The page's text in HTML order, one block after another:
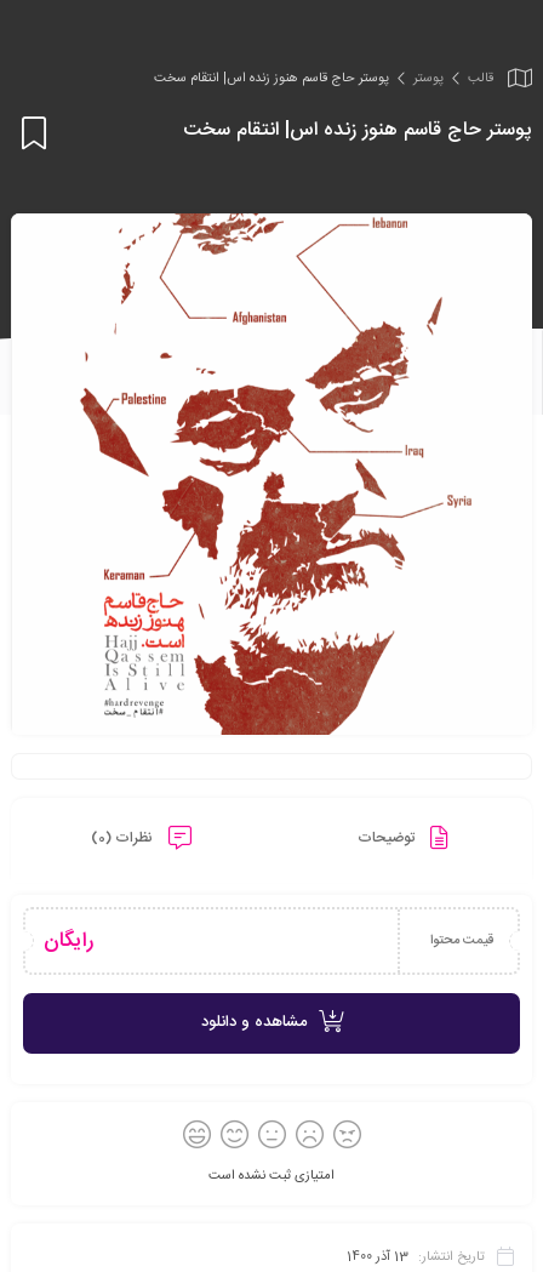
قالب پوستر پوستر حاج قاسم هنوز زنده اس| انتقام سخت
پوستر حاج قاسم هنوز زنده اس| انتقام سخت
توضیحات نظرات (0)
قیمت محتوا رایگان
مشاهده و دانلود
امتیازی ثبت نشده است
تاریخ انتشار: 13 آذر 1400